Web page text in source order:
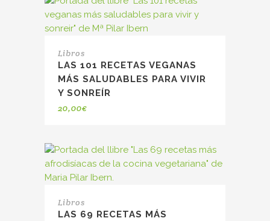
Libros
LAS 101 RECETAS VEGANAS
MÁS SALUDABLES PARA VIVIR
Y SONREÍR
20,00€
Libros
LAS 69 RECETAS MÁS